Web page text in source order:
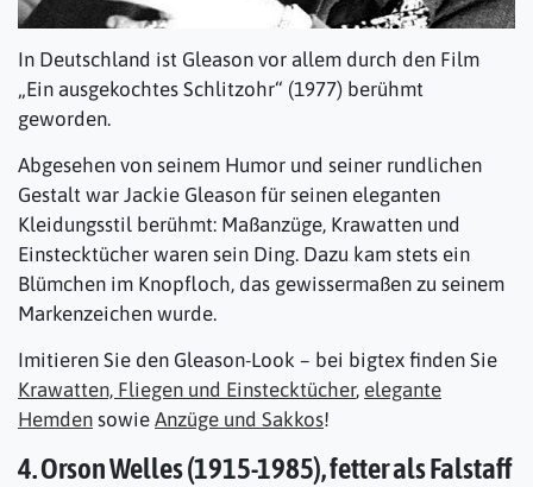
In Deutschland ist Gleason vor allem durch den Film
„Ein ausgekochtes Schlitzohr“ (1977) berühmt
geworden.
Abgesehen von seinem Humor und seiner rundlichen
Gestalt war Jackie Gleason für seinen eleganten
Kleidungsstil berühmt: Maßanzüge, Krawatten und
Einstecktücher waren sein Ding. Dazu kam stets ein
Blümchen im Knopfloch, das gewissermaßen zu seinem
Markenzeichen wurde.
Imitieren Sie den Gleason-Look – bei bigtex finden Sie
Krawatten, Fliegen und Einstecktücher, elegante
Hemden sowie Anzüge und Sakkos!
4. Orson Welles (1915-1985), fetter als Falstaff